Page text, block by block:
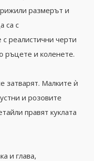
размерът и
са с
реалистични черти
ръцете и коленете.
затварят. Малките ѝ
и розовите
правят куклата
и глава,